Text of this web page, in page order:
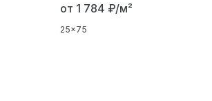
от 1 784 ₽/м²
25x75